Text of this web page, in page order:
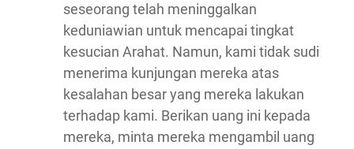
seseorang telah meninggalkan
keduniawian untuk mencapai tingkat
kesucian Arahat. Namun, kami tidak sudi
menerima kunjungan mereka atas
kesalahan besar yang mereka lakukan
terhadap kami. Berikan uang ini kepada
mereka, minta mereka mengambil uang